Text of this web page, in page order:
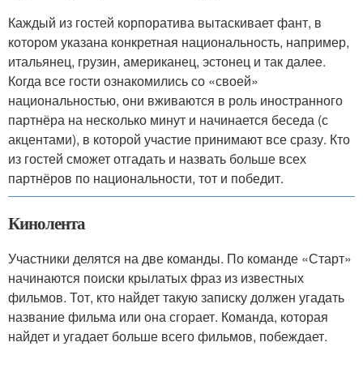
Каждый из гостей корпоратива вытаскивает фант, в
котором указана конкретная национальность, например,
итальянец, грузин, американец, эстонец и так далее.
Когда все гости ознакомились со «своей»
национальностью, они вживаются в роль иностранного
партнёра на несколько минут и начинается беседа (с
акцентами), в которой участие принимают все сразу. Кто
из гостей сможет отгадать и назвать больше всех
партнёров по национальности, тот и победит.
Кинолента
Участники делятся на две команды. По команде «Старт»
начинаются поиски крылатых фраз из известных
фильмов. Тот, кто найдет такую записку должен угадать
название фильма или она сгорает. Команда, которая
найдет и угадает больше всего фильмов, побеждает.